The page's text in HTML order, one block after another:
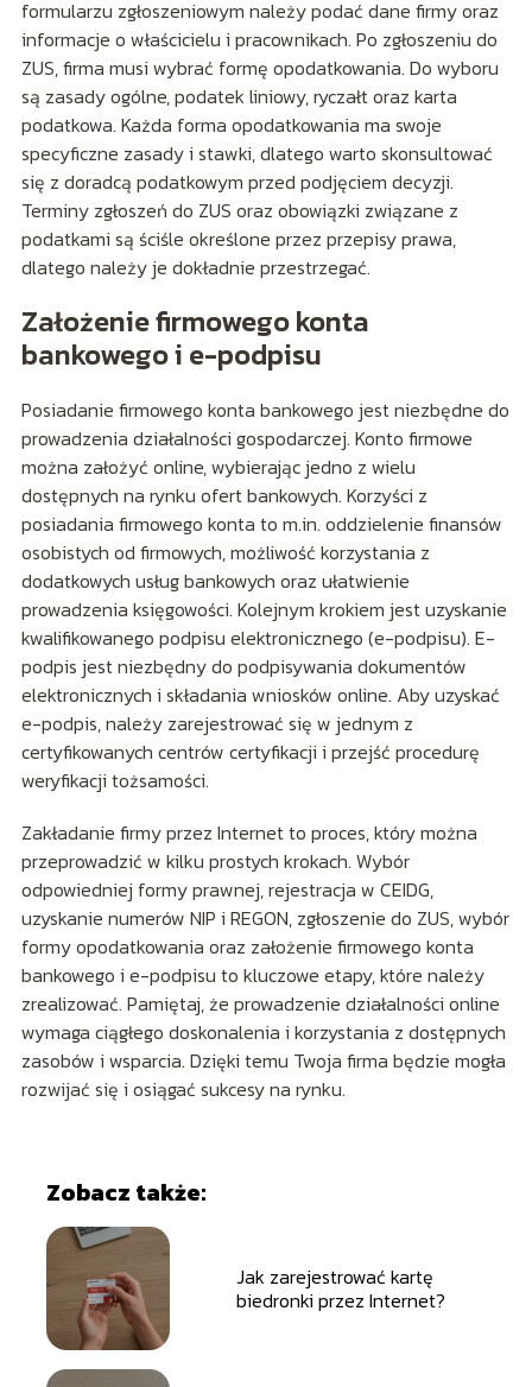
formularzu zgłoszeniowym należy podać dane firmy oraz
informacje o właścicielu i pracownikach. Po zgłoszeniu do
ZUS, firma musi wybrać formę opodatkowania. Do wyboru
są zasady ogólne, podatek liniowy, ryczałt oraz karta
podatkowa. Każda forma opodatkowania ma swoje
specyficzne zasady i stawki, dlatego warto skonsultować
się z doradcą podatkowym przed podjęciem decyzji.
Terminy zgłoszeń do ZUS oraz obowiązki związane z
podatkami są ściśle określone przez przepisy prawa,
dlatego należy je dokładnie przestrzegać.
Założenie firmowego konta
bankowego i e-podpisu
Posiadanie firmowego konta bankowego jest niezbędne do
prowadzenia działalności gospodarczej. Konto firmowe
można założyć online, wybierając jedno z wielu
dostępnych na rynku ofert bankowych. Korzyści z
posiadania firmowego konta to m.in. oddzielenie finansów
osobistych od firmowych, możliwość korzystania z
dodatkowych usług bankowych oraz ułatwienie
prowadzenia księgowości. Kolejnym krokiem jest uzyskanie
kwalifikowanego podpisu elektronicznego (e-podpisu). E-
podpis jest niezbędny do podpisywania dokumentów
elektronicznych i składania wniosków online. Aby uzyskać
e-podpis, należy zarejestrować się w jednym z
certyfikowanych centrów certyfikacji i przejść procedurę
weryfikacji tożsamości.
Zakładanie firmy przez Internet to proces, który można
przeprowadzić w kilku prostych krokach. Wybór
odpowiedniej formy prawnej, rejestracja w CEIDG,
uzyskanie numerów NIP i REGON, zgłoszenie do ZUS, wybór
formy opodatkowania oraz założenie firmowego konta
bankowego i e-podpisu to kluczowe etapy, które należy
zrealizować. Pamiętaj, że prowadzenie działalności online
wymaga ciągłego doskonalenia i korzystania z dostępnych
zasobów i wsparcia. Dzięki temu Twoja firma będzie mogła
rozwijać się i osiągać sukcesy na rynku.
Zobacz także:
Jak zarejestrować kartę
biedronki przez Internet?